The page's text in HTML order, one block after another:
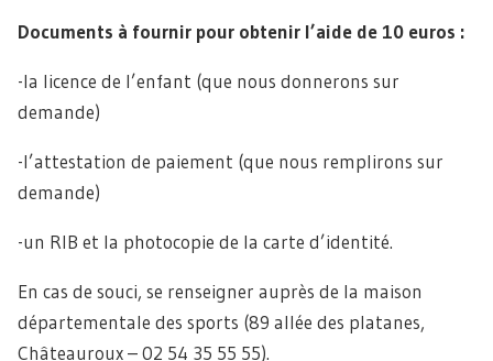
Documents à fournir pour obtenir l’aide de 10 euros :
-la licence de l’enfant (que nous donnerons sur
demande)
-l’attestation de paiement (que nous remplirons sur
demande)
-un RIB et la photocopie de la carte d’identité.
En cas de souci, se renseigner auprès de la maison
départementale des sports (89 allée des platanes,
Châteauroux – 02 54 35 55 55).